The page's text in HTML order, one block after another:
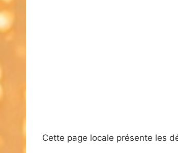
Cette page locale présente les